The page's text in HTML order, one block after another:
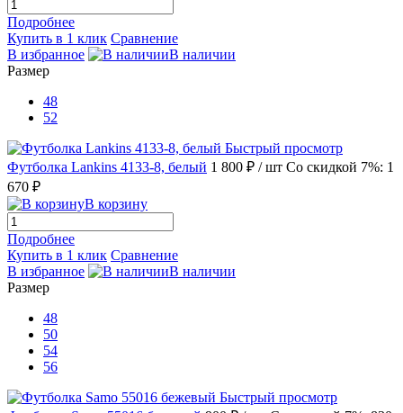
Подробнее
Купить в 1 клик Сравнение
В избранное
В наличии
Размер
48
52
Быстрый просмотр
Футболка Lankins 4133-8, белый 1 800 ₽ / шт Со скидкой 7%: 1
670 ₽
В корзину
Подробнее
Купить в 1 клик Сравнение
В избранное
В наличии
Размер
48
50
54
56
Быстрый просмотр